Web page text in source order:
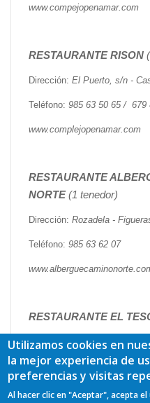
www.compejopenamar.com
RESTAURANTE RISON
Dirección: El Puerto, s/n -
Teléfono: 985 63 50 65 / 679
www.complejopenamar.com
RESTAURANTE
NORTE(1 tenedor)
Dirección: Rozadela -
Teléfono: 985 63 62 07
RESTAURANTE EL
Dirección:El Muelle -
Teléfono:623 31 52 79
Utilizamos cookies en
la mejor experiencia de
preferencias y visitas
Al hacer clic en "Aceptar", acepta